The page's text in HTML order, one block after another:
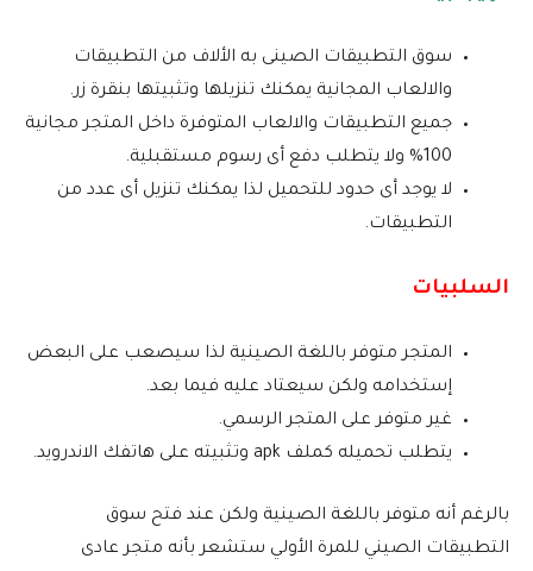
سوق التطبيقات الصينى به الألاف من التطبيقات
والالعاب المجانية يمكنك تنزيلها وتثبيتها بنقرة زر.
جميع التطبيقات والالعاب المتوفرة داخل المتجر مجانية
100% ولا يتطلب دفع أى رسوم مستقبلية.
لا يوجد أى حدود للتحميل لذا يمكنك تنزيل أى عدد من
التطبيقات.
السلبيات
المتجر متوفر باللغة الصينية لذا سيصعب على البعض
إستخدامه ولكن سيعتاد عليه فيما بعد.
غير متوفر على المتجر الرسمي.
يتطلب تحميله كملف apk وتثبيته على هاتفك الاندرويد.
بالرغم أنه متوفر باللغة الصينية ولكن عند فتح سوق
التطبيقات الصيني للمرة الأولي ستشعر بأنه متجر عادى